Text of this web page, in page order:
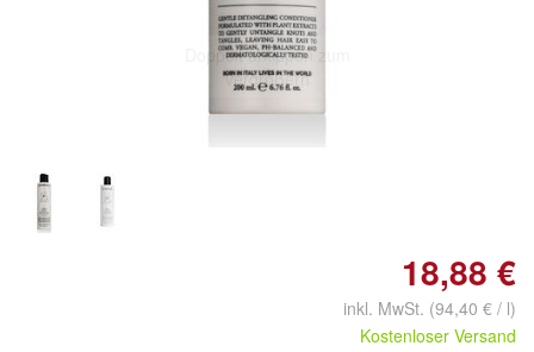
Doppelt antippen zum
vergrößern
18,88 €
inkl. MwSt. (94,40 € / l)
Kostenloser Versand